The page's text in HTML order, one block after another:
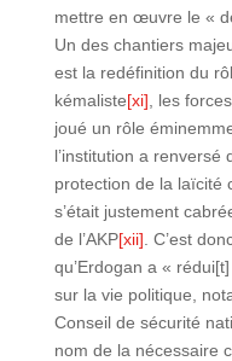
mettre en œuvre le «
Un des chantiers
est la redéfinition du
kémaliste[xi] , les
joué un rôle
l’institution a renversé
protection de la laïcité
s’était justement
de l’AKP[xii] . C’est
qu’Erdogan a «
sur la vie politique,
Conseil de sécurité
nom de la nécessaire